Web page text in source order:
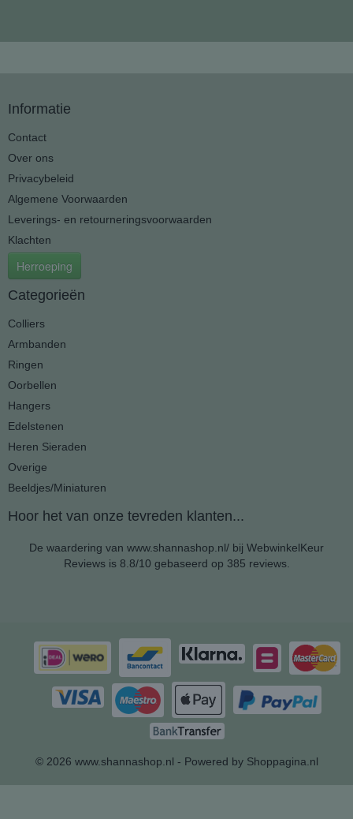
Informatie
Contact
Over ons
Privacybeleid
Algemene Voorwaarden
Leverings- en retourneringsvoorwaarden
Klachten
Herroeping
Categorieën
Colliers
Armbanden
Ringen
Oorbellen
Hangers
Edelstenen
Heren Sieraden
Overige
Beeldjes/Miniaturen
Hoor het van onze tevreden klanten...
De waardering van www.shannashop.nl/ bij WebwinkelKeur
Reviewsis 8.8/10 gebaseerd op 385 reviews.
© 2026 www.shannashop.nl - Powered by Shoppagina.nl